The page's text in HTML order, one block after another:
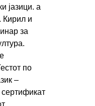
јазици. а
Кирил и
за
по
–